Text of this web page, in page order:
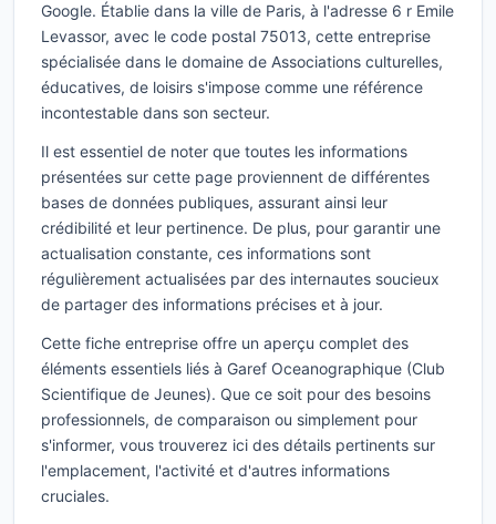
Google. Établie dans la ville de Paris, à l'adresse 6 r Emile
Levassor, avec le code postal 75013, cette entreprise
spécialisée dans le domaine de Associations culturelles,
éducatives, de loisirs s'impose comme une référence
incontestable dans son secteur.
Il est essentiel de noter que toutes les informations
présentées sur cette page proviennent de différentes
bases de données publiques, assurant ainsi leur
crédibilité et leur pertinence. De plus, pour garantir une
actualisation constante, ces informations sont
régulièrement actualisées par des internautes soucieux
de partager des informations précises et à jour.
Cette fiche entreprise offre un aperçu complet des
éléments essentiels liés à Garef Oceanographique (Club
Scientifique de Jeunes). Que ce soit pour des besoins
professionnels, de comparaison ou simplement pour
s'informer, vous trouverez ici des détails pertinents sur
l'emplacement, l'activité et d'autres informations
cruciales.